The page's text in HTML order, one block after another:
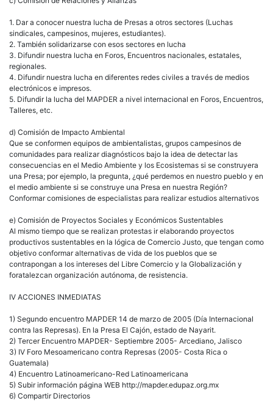
1. Dar a conocer nuestra lucha de Presas a otros sectores (Luchas
sindicales, campesinos, mujeres, estudiantes).
2. También solidarizarse con esos sectores en lucha
3. Difundir nuestra lucha en Foros, Encuentros nacionales, estatales,
regionales.
4. Difundir nuestra lucha en diferentes redes civiles a través de medios
electrónicos e impresos.
5. Difundir la lucha del MAPDER a nivel internacional en Foros, Encuentros,
Talleres, etc.
d) Comisión de Impacto Ambiental
Que se conformen equipos de ambientalistas, grupos campesinos de
comunidades para realizar diagnósticos bajo la idea de detectar las
consecuencias en el Medio Ambiente y los Ecosistemas si se construyera
una Presa; por ejemplo, la pregunta, ¿qué perdemos en nuestro pueblo y en
el medio ambiente si se construye una Presa en nuestra Región?
Conformar comisiones de especialistas para realizar estudios alternativos
e) Comisión de Proyectos Sociales y Económicos Sustentables
Al mismo tiempo que se realizan protestas ir elaborando proyectos
productivos sustentables en la lógica de Comercio Justo, que tengan como
objetivo conformar alternativas de vida de los pueblos que se
contrapongan a los intereses del Libre Comercio y la Globalización y
foratalezcan organización autónoma, de resistencia.
IV ACCIONES INMEDIATAS
1) Segundo encuentro MAPDER 14 de marzo de 2005 (Día Internacional
contra las Represas). En la Presa El Cajón, estado de Nayarit.
2) Tercer Encuentro MAPDER- Septiembre 2005- Arcediano, Jalisco
3) IV Foro Mesoamericano contra Represas (2005- Costa Rica o
Guatemala)
4) Encuentro Latinoamericano-Red Latinoamericana
5) Subir información página WEB http://mapder.edupaz.org.mx
6) Compartir Directorios